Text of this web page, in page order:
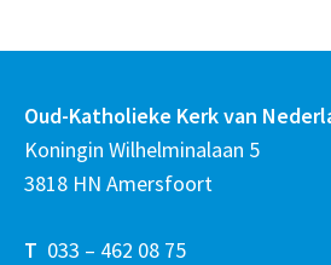
Oud-Katholieke Kerk van
Koningin Wilhelminalaan 5
3818 HN Amersfoort
T 033 – 462 08 75